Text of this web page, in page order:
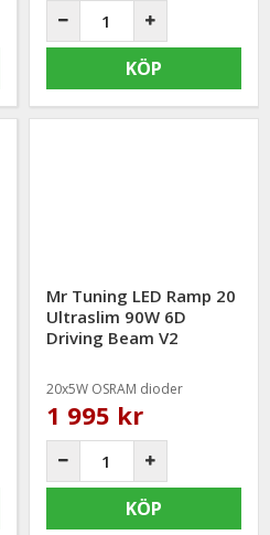
KÖP
Mr Tuning LED Ramp 20
Ultraslim 90W 6D
Driving Beam V2
20x5W OSRAM dioder
1 995 kr
KÖP